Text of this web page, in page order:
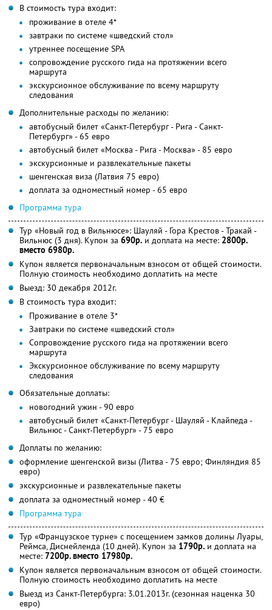
В стоимость тура входит:
проживание в отеле 4*
завтраки по системе «шведский стол»
утреннее посещение SPA
сопровождение русского гида на протяжении всего
маршрута
экскурсионное обслуживание по всему маршруту
следования
Дополнительные расходы по желанию:
автобусный билет «Санкт-Петербург - Рига - Санкт-
Петербург» - 65 евро
автобусный билет «Москва - Рига - Москва» - 85 евро
экскурсионные и развлекательные пакеты
шенгенская виза (Латвия 75 евро)
доплата за одноместный номер - 65 евро
Программа тура
Тур «Новый год в Вильнюсе»: Шауляй - Гора Крестов - Тракай -
Вильнюс (3 дня). Купон за 690р. и доплата на месте: 2800р.
вместо 6980р.
Купон является первоначальным взносом от общей стоимости.
Полную стоимость необходимо доплатить на месте
Выезд: 30 декабря 2012г.
В стоимость тура входит:
Проживание в отеле 3*
Завтраки по системе «шведский стол»
Сопровождение русского гида на протяжении всего
маршрута
Экскурсионное обслуживание по всему маршруту
следования
Обязательные доплаты:
новогодний ужин - 90 евро
автобусный билет «Санкт-Петербург - Шауляй - Клайпеда -
Вильнюс - Санкт-Петербург» - 75 евро
Доплаты по желанию:
оформление шенгенской визы (Литва - 75 евро; Финляндия 85
евро)
экскурсионные и развлекательные пакеты
доплата за одноместный номер - 40 €
Программа тура
Тур «Французское турне» с посещением замков долины Луары,
Реймса, Диснейленда (10 дней). Купон за 1790р. и доплата на
месте: 7200р. вместо 17980р.
Купон является первоначальным взносом от общей стоимости.
Полную стоимость необходимо доплатить на месте
Выезд из Санкт-Петербурга: 3.01.2013г. (сезонная наценка 30
евро)